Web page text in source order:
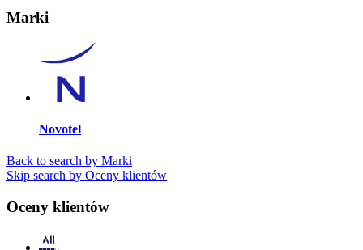
Marki
Novotel
Back to search by Marki
Skip search by Oceny klientów
Oceny klientów